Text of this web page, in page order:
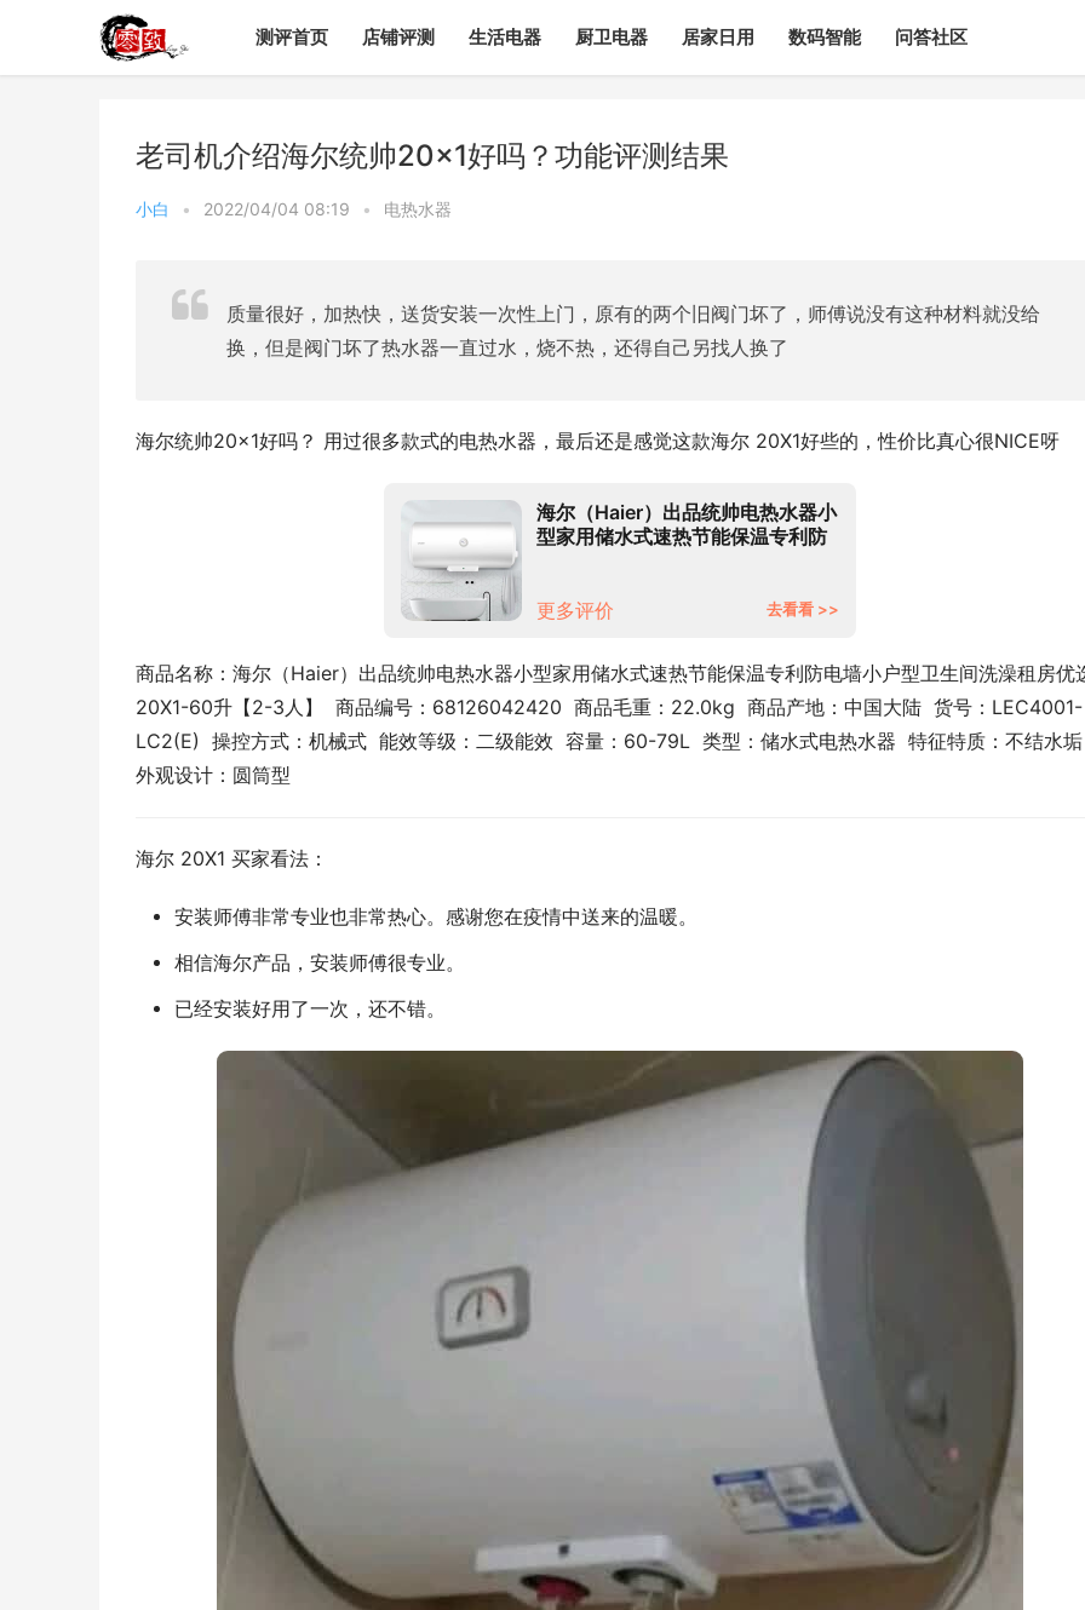
测评首页 店铺评测 生活电器 厨卫电器 居家日用 数码智能 问答社区
老司机介绍海尔统帅20×1好吗？功能评测结果
小白 • 2022/04/04 08:19 • 电热水器
质量很好，加热快，送货安装一次性上门，原有的两个旧阀门坏了，师傅说没有这种材料就没给
换，但是阀门坏了热水器一直过水，烧不热，还得自己另找人换了
海尔统帅20×1好吗？ 用过很多款式的电热水器，最后还是感觉这款海尔 20X1好些的，性价比真心很NICE呀
海尔（Haier）出品统帅电热水器小
型家用储水式速热节能保温专利防
更多评价
去看看 >>
商品名称：海尔（Haier）出品统帅电热水器小型家用储水式速热节能保温专利防电墙小户型卫生间洗澡租房优
20X1-60升【2-3人】  商品编号：68126042420  商品毛重：22.0kg  商品产地：中国大陆  货号：LEC4001-
LC2(E)  操控方式：机械式  能效等级：二级能效  容量：60-79L  类型：储水式电热水器  特征特质：不结水垢
外观设计：圆筒型
海尔 20X1 买家看法：
安装师傅非常专业也非常热心。感谢您在疫情中送来的温暖。
相信海尔产品，安装师傅很专业。
已经安装好用了一次，还不错。